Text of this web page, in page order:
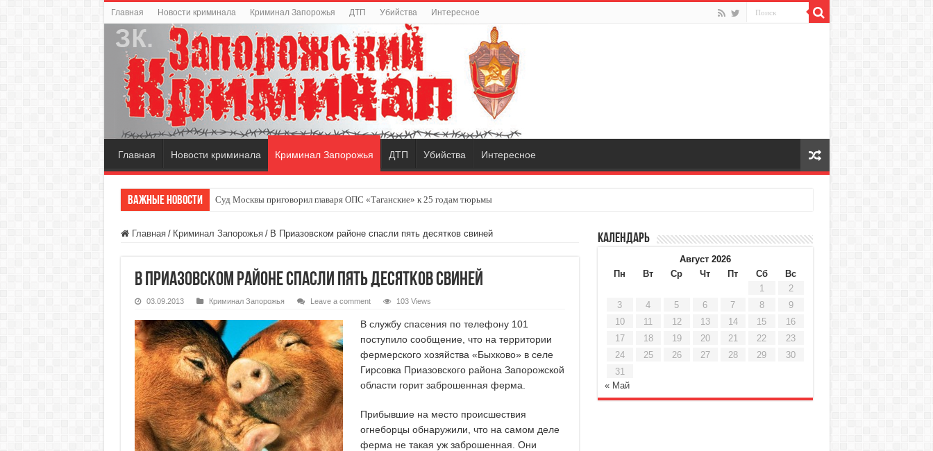
Главная Новости криминала Криминал Запорожья ДТП Убийства Интересное
Главная Новости криминала Криминал Запорожья ДТП Убийства Интересное
Важные новости Суд Москвы приговорил главаря ОПС «Таганские» к 25 годам тюрьмы
Главная / Криминал Запорожья / В Приазовском районе спасли пять десятков свиней
В Приазовском районе спасли пять десятков свиней
03.09.2013 Криминал Запорожья Leave a comment 103 Views
В службу спасения по телефону 101
поступило сообщение, что на территории
фермерского хозяйства «Быхково» в селе
Гирсовка Приазовского района Запорожской
области горит заброшенная ферма.
Прибывшие на место происшествия
огнеборцы обнаружили, что на самом деле
ферма не такая уж заброшенная. Они
Календарь
Август 2026
Пн
Вт Ср Чт Пт Сб
Вс
1
2
3
4 5 6 7 8
9
10
11 12 13 14 15
16
17
18 19 20 21 22
23
24
25 26 27 28 29
30
31
« Май